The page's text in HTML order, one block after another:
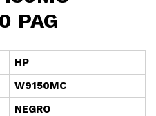
PAG
HP
W9150MC
NEGRO